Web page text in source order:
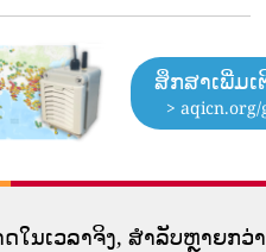
ສຶກສາເພີ່ມ
> aqicn.org/
ນເວລາຈິງ, ສໍາລັບຫຼາຍກວ່າ